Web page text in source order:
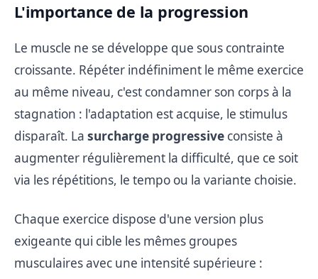
L'importance de la progression
Le muscle ne se développe que sous contrainte
croissante. Répéter indéfiniment le même exercice
au même niveau, c'est condamner son corps à la
stagnation : l'adaptation est acquise, le stimulus
disparaît. La surcharge progressive consiste à
augmenter régulièrement la difficulté, que ce soit
via les répétitions, le tempo ou la variante choisie.
Chaque exercice dispose d'une version plus
exigeante qui cible les mêmes groupes
musculaires avec une intensité supérieure :